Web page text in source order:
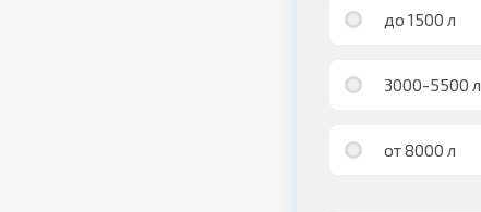
до 1500 л
3000-5500 л
от 8000 л